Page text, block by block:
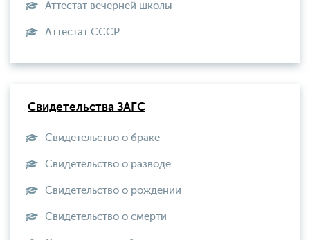
Аттестат вечерней школы
Aттестат СССР
Свидетельства ЗАГС
Свидетельство о браке
Свидетельство о разводе
Свидетельство о рождении
Свидетельство о смерти